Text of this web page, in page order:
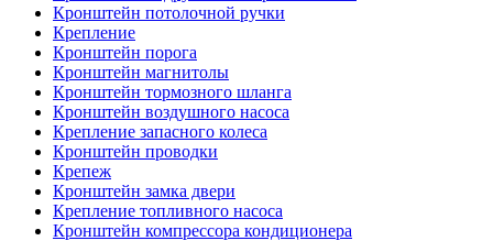
Кронштейн потолочной ручки
Крепление
Кронштейн порога
Кронштейн магнитолы
Кронштейн тормозного шланга
Кронштейн воздушного насоса
Крепление запасного колеса
Кронштейн проводки
Крепеж
Кронштейн замка двери
Крепление топливного насоса
Кронштейн компрессора кондиционера